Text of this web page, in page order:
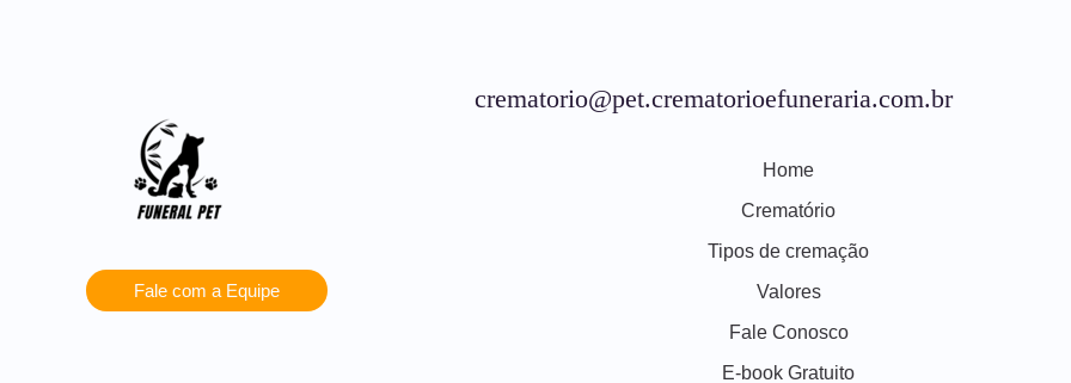
Fale com a Equipe
crematorio@pet.crematorioefuneraria.com.br
Home
Crematório
Tipos de cremação
Valores
Fale Conosco
E-book Gratuito